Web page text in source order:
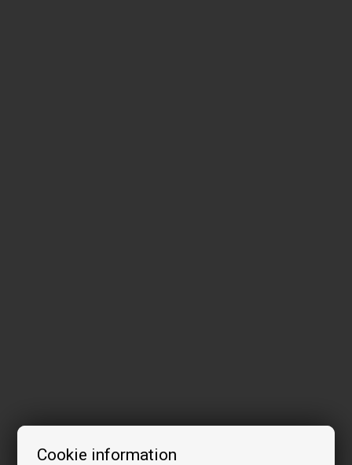
Cookie information